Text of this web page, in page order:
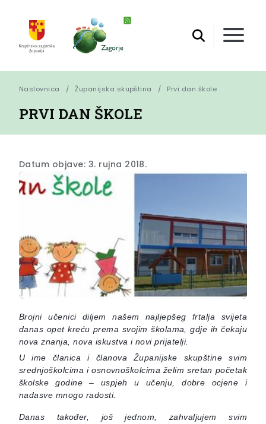
Naslovnica Županijska skupština Prvi dan škole
PRVI DAN ŠKOLE
Datum objave: 3. rujna 2018.
Brojni učenici diljem našem najljepšeg frtalja svijeta
danas opet kreću prema svojim školama, gdje ih čekaju
nova znanja, nova iskustva i novi prijatelji.
U ime članica i članova Županijske skupštine svim
srednjoškolcima i osnovnoškolcima želim sretan početak
školske godine – uspjeh u učenju, dobre ocjene i
nadasve mnogo radosti.
Danas također, još jednom, zahvaljujem svim